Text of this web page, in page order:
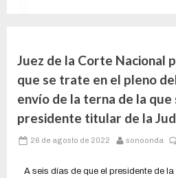
Juez de la Corte Nacional
que se trate en el pleno
envío de la terna de la que
presidente titular de la
26 de agosto de 2022 sonoonda
A seis días de que el presidente de